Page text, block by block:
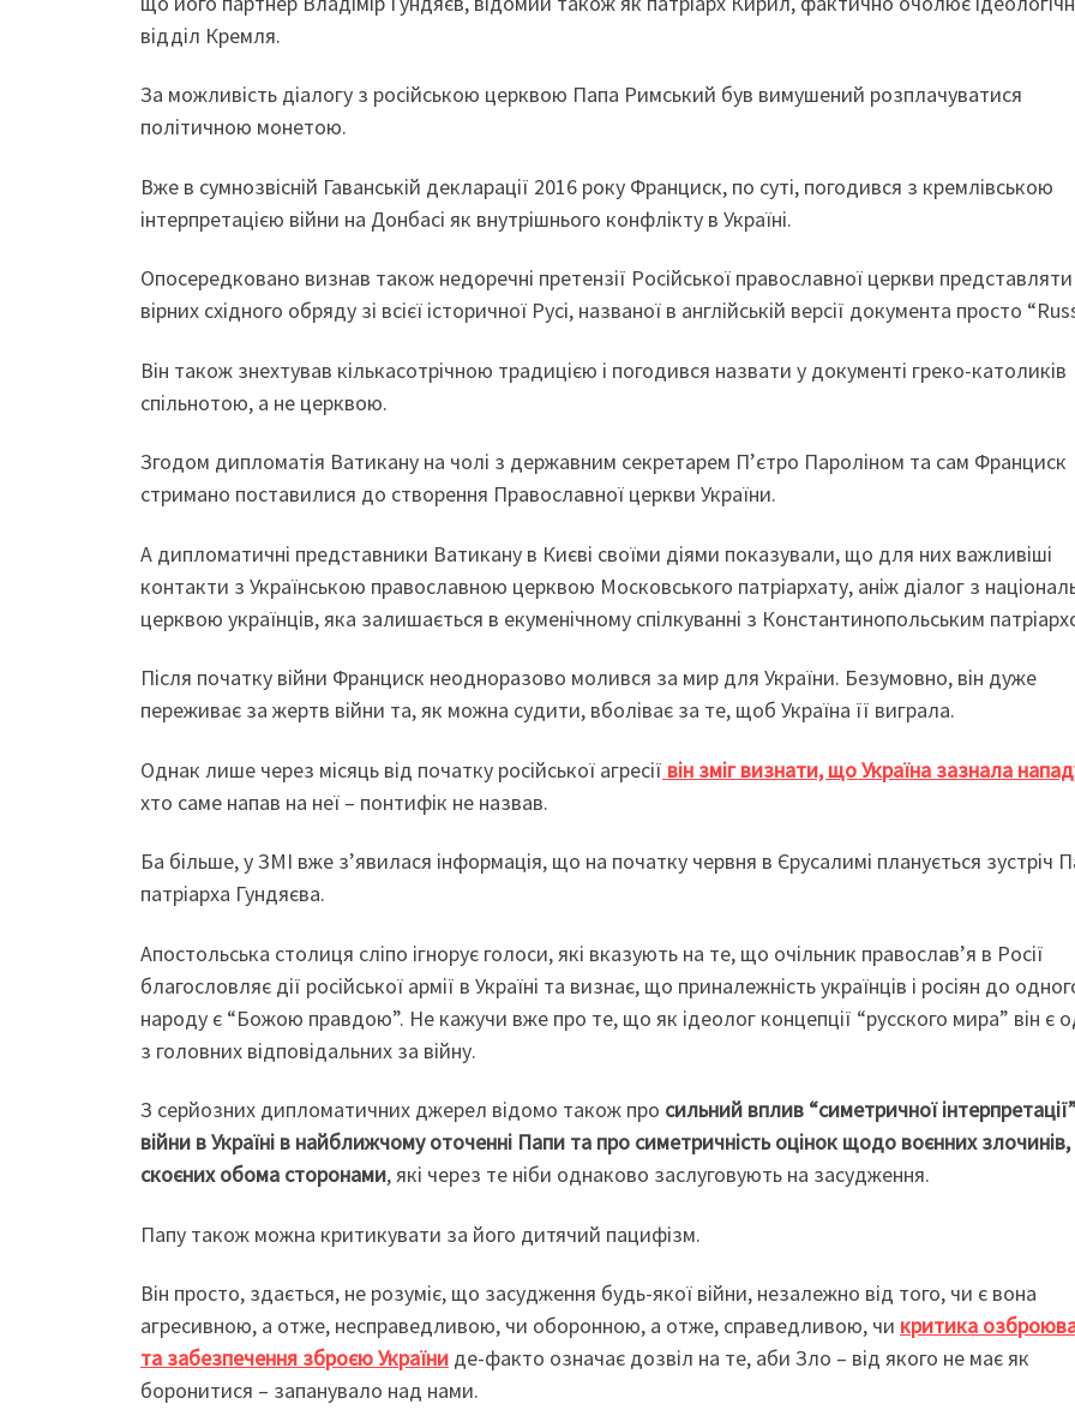
відділ Кремля.
За можливість діалогу з російською церквою Папа Римський був вимушений розплачуватися
політичною монетою.
Вже в сумнозвісній Гаванській декларації 2016 року Франциск, по суті, погодився з кремлівською
інтерпретацією війни на Донбасі як внутрішнього конфлікту в Україні.
Опосередковано визнав також недоречні претензії Російської православної церкви представляти
вірних східного обряду зі всієї історичної Русі, названої в англійській версії документа просто
Він також знехтував кількасотрічною традицією і погодився назвати у документі греко-католиків
спільнотою, а не церквою.
Згодом дипломатія Ватикану на чолі з державним секретарем П’єтро Пароліном та сам Франциск
стримано поставилися до створення Православної церкви України.
А дипломатичні представники Ватикану в Києві своїми діями показували, що для них важливіші
контакти з Українською православною церквою Московського патріархату, аніж діалог з
церквою українців, яка залишається в екуменічному спілкуванні з Константинопольським
Після початку війни Франциск неодноразово молився за мир для України. Безумовно, він дуже
переживає за жертв війни та, як можна судити, вболіває за те, щоб Україна її виграла.
Однак лише через місяць від початку російської агресії він зміг визнати, що Україна зазнала
хто саме напав на неї – понтифік не назвав.
Ба більше, у ЗМІ вже з’явилася інформація, що на початку червня в Єрусалимі планується зустріч
патріарха Гундяєва.
Апостольська столиця сліпо ігнорує голоси, які вказують на те, що очільник православ’я в Росії
благословляє дії російської армії в Україні та визнає, що приналежність українців і росіян до
народу є “Божою правдою”. Не кажучи вже про те, що як ідеолог концепції “русского мира” він є
з головних відповідальних за війну.
З серйозних дипломатичних джерел відомо також про сильний вплив “симетричної
війни в Україні в найближчому оточенні Папи та про симетричність оцінок щодо воєнних злочинів,
скоєних обома сторонами, які через те ніби однаково заслуговують на засудження.
Папу також можна критикувати за його дитячий пацифізм.
Він просто, здається, не розуміє, що засудження будь-якої війни, незалежно від того, чи є вона
агресивною, а отже, несправедливою, чи оборонною, а отже, справедливою, чи критика
та забезпечення зброєю України де-факто означає дозвіл на те, аби Зло – від якого не має як
боронитися – запанувало над нами.